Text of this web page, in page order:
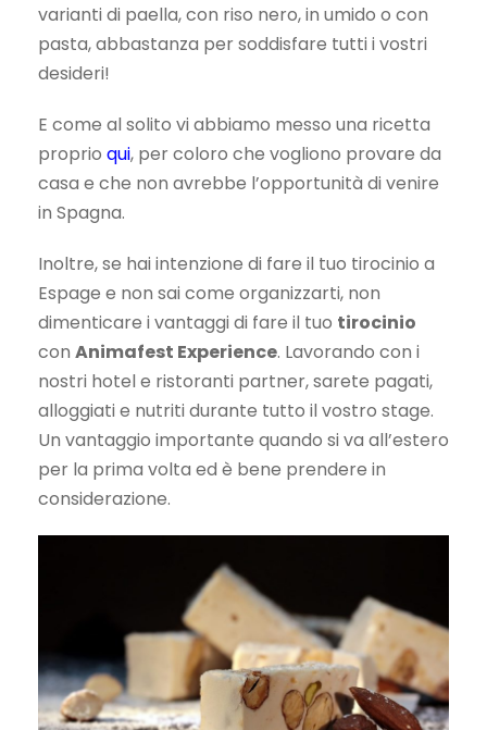
varianti di paella, con riso nero, in umido o con
pasta, abbastanza per soddisfare tutti i vostri
desideri!
E come al solito vi abbiamo messo una ricetta
proprio qui, per coloro che vogliono provare da
casa e che non avrebbe l’opportunità di venire
in Spagna.
Inoltre, se hai intenzione di fare il tuo tirocinio a
Espage e non sai come organizzarti, non
dimenticare i vantaggi di fare il tuo tirocinio
con Animafest Experience. Lavorando con i
nostri hotel e ristoranti partner, sarete pagati,
alloggiati e nutriti durante tutto il vostro stage.
Un vantaggio importante quando si va all’estero
per la prima volta ed è bene prendere in
considerazione.